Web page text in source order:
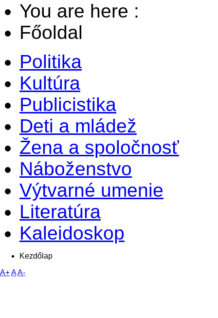
You are here :
Főoldal
Politika
Kultúra
Publicistika
Deti a mládež
Žena a spoločnosť
Náboženstvo
Výtvarné umenie
Literatúra
Kaleidoskop
Kezdőlap
A+AA-